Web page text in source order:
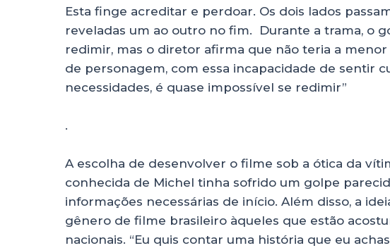
Esta finge acreditar e perdoar. Os dois lados
reveladas um ao outro no fim. Durante a trama, o
redimir, mas o diretor afirma que não teria a
de personagem, com essa incapacidade de sentir
necessidades, é quase impossível se redimir”
.
A escolha de desenvolver o filme sob a ótica da
conhecida de Michel tinha sofrido um golpe
informações necessárias de início. Além disso, a
gênero de filme brasileiro àqueles que estão
nacionais. “Eu quis contar uma história que eu